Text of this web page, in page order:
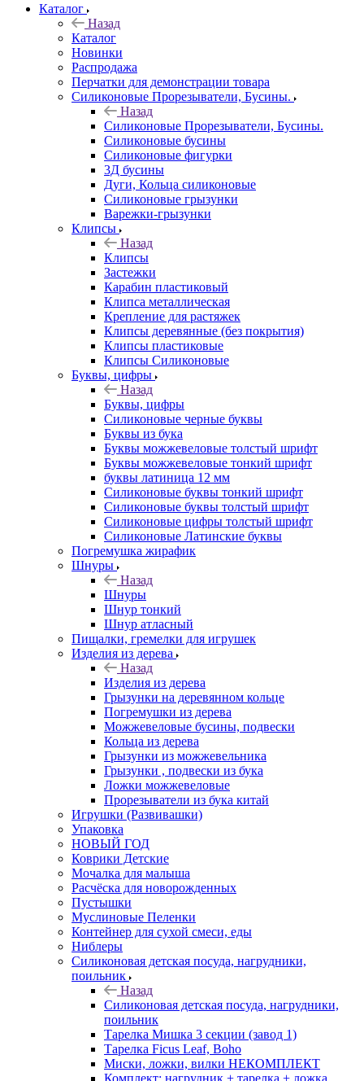
Каталог
Назад
Каталог
Новинки
Распродажа
Перчатки для демонстрации товара
Силиконовые Прорезыватели, Бусины.
Назад
Силиконовые Прорезыватели, Бусины.
Силиконовые бусины
Силиконовые фигурки
3Д бусины
Дуги, Кольца силиконовые
Силиконовые грызунки
Варежки-грызунки
Клипсы
Назад
Клипсы
Застежки
Карабин пластиковый
Клипса металлическая
Крепление для растяжек
Клипсы деревянные (без покрытия)
Клипсы пластиковые
Клипсы Силиконовые
Буквы, цифры
Назад
Буквы, цифры
Силиконовые черные буквы
Буквы из бука
Буквы можжевеловые толстый шрифт
Буквы можжевеловые тонкий шрифт
буквы латиница 12 мм
Силиконовые буквы тонкий шрифт
Силиконовые буквы толстый шрифт
Силиконовые цифры толстый шрифт
Силиконовые Латинские буквы
Погремушка жирафик
Шнуры
Назад
Шнуры
Шнур тонкий
Шнур атласный
Пищалки, гремелки для игрушек
Изделия из дерева
Назад
Изделия из дерева
Грызунки на деревянном кольце
Погремушки из дерева
Можжевеловые бусины, подвески
Кольца из дерева
Грызунки из можжевельника
Грызунки , подвески из бука
Ложки можжевеловые
Прорезыватели из бука китай
Игрушки (Развивашки)
Упаковка
НОВЫЙ ГОД
Коврики Детские
Мочалка для малыша
Расчёска для новорожденных
Пустышки
Муслиновые Пеленки
Контейнер для сухой смеси, еды
Ниблеры
Силиконовая детская посуда, нагрудники,
поильник
Назад
Силиконовая детская посуда, нагрудники,
поильник
Тарелка Мишка 3 секции (завод 1)
Тарелка Ficus Leaf, Boho
Миски, ложки, вилки НЕКОМПЛЕКТ
Комплект: нагрудник + тарелка + ложка.